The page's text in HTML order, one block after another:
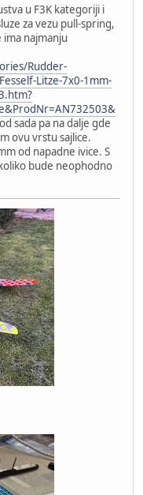
u F3K kategoriji i
za vezu pull-spring,
ima najmanju
Rudder-
Litze-7x0-1mm-
sada pa na dalje gde
ovu vrstu sajlice.
od napadne ivice. S
bude neophodno